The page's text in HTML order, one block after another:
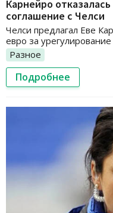
Карнейро
соглашение с Челси
Челси предлагал Еве
евро за
Разное
Подробнее